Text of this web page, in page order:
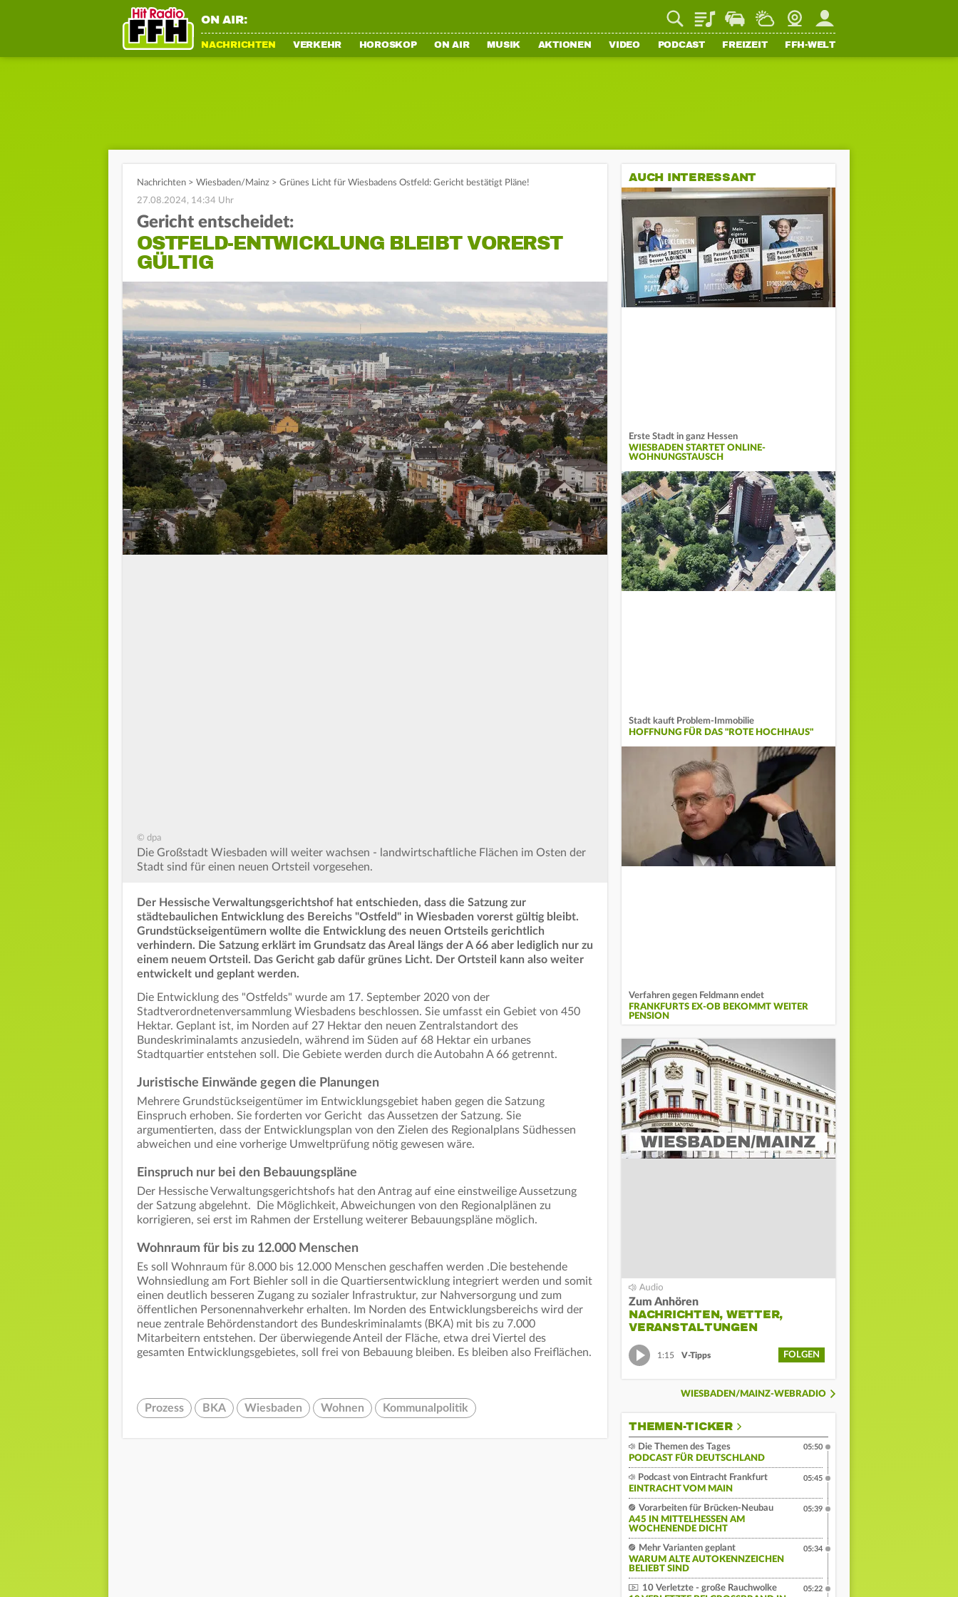
ON AIR: PlaylistStaupilotWetterWebcamMein FFH
NACHRICHTEN VERKEHR HOROSKOP ON AIR MUSIK AKTIONEN VIDEO PODCAST FREIZEIT FFH-WELT
Nachrichten > Wiesbaden/Mainz > Grünes Licht für Wiesbadens Ostfeld: Gericht bestätigt Pläne!
27.08.2024, 14:34 Uhr
Gericht entscheidet:
OSTFELD-ENTWICKLUNG BLEIBT VORERST
GÜLTIG
© dpa
Die Großstadt Wiesbaden will weiter wachsen - landwirtschaftliche Flächen im Osten der
Stadt sind für einen neuen Ortsteil vorgesehen.
Der Hessische Verwaltungsgerichtshof hat entschieden, dass die Satzung zur
städtebaulichen Entwicklung des Bereichs "Ostfeld" in Wiesbaden vorerst gültig bleibt.
Grundstückseigentümern wollte die Entwicklung des neuen Ortsteils gerichtlich
verhindern. Die Satzung erklärt im Grundsatz das Areal längs der A 66 aber lediglich nur zu
einem neuem Ortsteil. Das Gericht gab dafür grünes Licht. Der Ortsteil kann also weiter
entwickelt und geplant werden.
Die Entwicklung des "Ostfelds" wurde am 17. September 2020 von der
Stadtverordnetenversammlung Wiesbadens beschlossen. Sie umfasst ein Gebiet von 450
Hektar. Geplant ist, im Norden auf 27 Hektar den neuen Zentralstandort des
Bundeskriminalamts anzusiedeln, während im Süden auf 68 Hektar ein urbanes
Stadtquartier entstehen soll. Die Gebiete werden durch die Autobahn A 66 getrennt.
Juristische Einwände gegen die Planungen
Mehrere Grundstückseigentümer im Entwicklungsgebiet haben gegen die Satzung
Einspruch erhoben. Sie forderten vor Gericht das Aussetzen der Satzung. Sie
argumentierten, dass der Entwicklungsplan von den Zielen des Regionalplans Südhessen
abweichen und eine vorherige Umweltprüfung nötig gewesen wäre.
Einspruch nur bei den Bebauungspläne
Der Hessische Verwaltungsgerichtshofs hat den Antrag auf eine einstweilige Aussetzung
der Satzung abgelehnt. Die Möglichkeit, Abweichungen von den Regionalplänen zu
korrigieren, sei erst im Rahmen der Erstellung weiterer Bebauungspläne möglich.
Wohnraum für bis zu 12.000 Menschen
Es soll Wohnraum für 8.000 bis 12.000 Menschen geschaffen werden .Die bestehende
Wohnsiedlung am Fort Biehler soll in die Quartiersentwicklung integriert werden und somit
einen deutlich besseren Zugang zu sozialer Infrastruktur, zur Nahversorgung und zum
öffentlichen Personennahverkehr erhalten. Im Norden des Entwicklungsbereichs wird der
neue zentrale Behördenstandort des Bundeskriminalamts (BKA) mit bis zu 7.000
Mitarbeitern entstehen. Der überwiegende Anteil der Fläche, etwa drei Viertel des
gesamten Entwicklungsgebietes, soll frei von Bebauung bleiben. Es bleiben also Freiflächen.
Prozess BKA Wiesbaden Wohnen Kommunalpolitik
AUCH INTERESSANT
Erste Stadt in ganz Hessen
WIESBADEN STARTET ONLINE-
WOHNUNGSTAUSCH
Stadt kauft Problem-Immobilie
HOFFNUNG FÜR DAS "ROTE HOCHHAUS"
Verfahren gegen Feldmann endet
FRANKFURTS EX-OB BEKOMMT WEITER
PENSION
Zum Anhören
NACHRICHTEN, WETTER,
VERANSTALTUNGEN
1:15 V-Tipps FOLGEN
WIESBADEN/MAINZ-WEBRADIO
THEMEN-TICKER
Die Themen des Tages
PODCAST FÜR DEUTSCHLAND
05:50
Podcast von Eintracht Frankfurt
EINTRACHT VOM MAIN
05:45
Vorarbeiten für Brücken-Neubau
A45 IN MITTELHESSEN AM
WOCHENENDE DICHT
05:39
Mehr Varianten geplant
WARUM ALTE AUTOKENNZEICHEN
BELIEBT SIND
05:34
10 Verletzte - große Rauchwolke
05:22